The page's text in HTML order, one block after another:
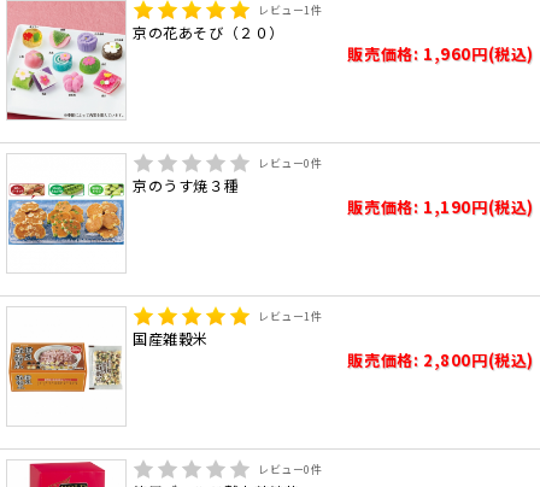
レビュー1件
京の花あそび（２０）
販売価格: 1,960円(税込)
レビュー0件
京のうす焼３種
販売価格: 1,190円(税込)
レビュー1件
国産雑穀米
販売価格: 2,800円(税込)
レビュー0件